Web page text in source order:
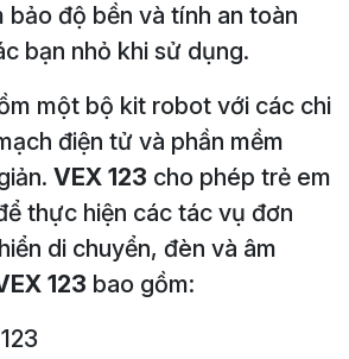
bảo độ bền và tính an toàn
bạn nhỏ khi sử dụng.
một bộ kit robot với các chi
điện tử và phần mềm
VEX 123 cho phép trẻ em
thực hiện các tác vụ đơn
di chuyển, đèn và âm
123 bao gồm: